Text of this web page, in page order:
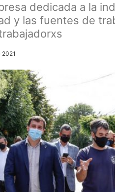
dedicada a la
y las fuentes de
2021